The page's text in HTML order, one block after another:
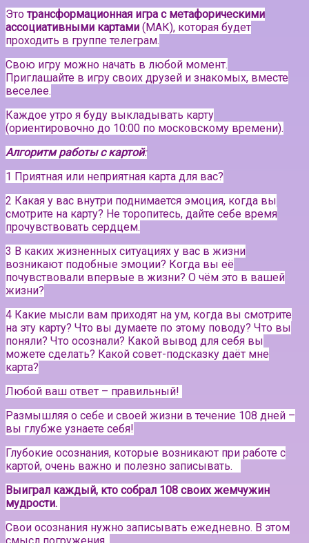
Это трансформационная игра с метафорическими
ассоциативными картами (МАК), которая будет
проходить в группе телеграм.
Свою игру можно начать в любой момент.
Приглашайте в игру своих друзей и знакомых, вместе
веселее.
Каждое утро я буду выкладывать карту
(ориентировочно до 10:00 по московскому времени).
Алгоритм работы с картой:
1 Приятная или неприятная карта для вас?
2 Какая у вас внутри поднимается эмоция, когда вы
смотрите на карту? Не торопитесь, дайте себе время
прочувствовать сердцем.
3 В каких жизненных ситуациях у вас в жизни
возникают подобные эмоции? Когда вы её
почувствовали впервые в жизни? О чём это в вашей
жизни?
4 Какие мысли вам приходят на ум, когда вы смотрите
на эту карту? Что вы думаете по этому поводу? Что вы
поняли? Что осознали? Какой вывод для себя вы
можете сделать? Какой совет-подсказку даёт мне
карта?
Любой ваш ответ – правильный!
Размышляя о себе и своей жизни в течение 108 дней –
вы глубже узнаете себя!
Глубокие осознания, которые возникают при работе с
картой, очень важно и полезно записывать.⠀
Выиграл каждый, кто собрал 108 своих жемчужин
мудрости.
Свои осознания нужно записывать ежедневно. В этом
смысл погружения.